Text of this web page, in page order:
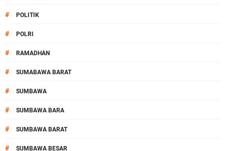
# POLITIK
# POLRI
# RAMADHAN
# SUMABAWA BARAT
# SUMBAWA
# SUMBAWA BARA
# SUMBAWA BARAT
# SUMBAWA BESAR